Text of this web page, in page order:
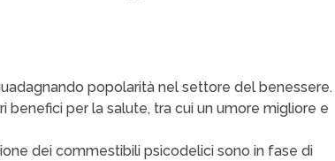
popolarità nel settore del benessere.
benefici per la salute, tra cui un umore migliore e
dei commestibili psicodelici sono in fase di